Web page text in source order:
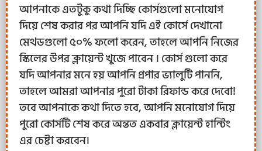
আপনাকে এতটুকু কথা দিচ্ছি কোর্সগুলো মনোযোগ
দিয়ে শেষ করার পর আপনি যদি এই কোর্সে দেখানো
মেথডগুলো ৫০% ফলো করেন, তাহলে আপনি নিজের
স্কিলের উপর ক্লায়েন্ট খুজে পাবেন । কোর্স গুলো করে
যদি আপনার মনে হয় আপনি প্রপার ভ্যালুটি পাননি,
তাহলে আমরা আপনার পুরো টাকা রিফান্ড করে দেবো!
তবে আপনাকে কথা দিতে হবে, আপনি মনোযোগ দিয়ে
পুরো কোর্সটি শেষ করে অন্তত একবার ক্লায়েন্ট হান্টিং
এর চেষ্টা করবেন।